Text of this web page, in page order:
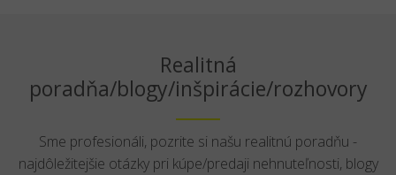
Realitná
poradňa/blogy/inšpirácie/rozhovory
Sme profesionáli, pozrite si našu realitnú poradňu -
najdôležitejšie otázky pri kúpe/predaji nehnuteľnosti, blogy